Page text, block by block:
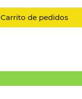
Carrito de pedidos